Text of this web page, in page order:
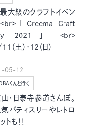
体験
大級のクラフトイベン
「Creema Craft
2021」 <br>
（土）･12（日）
05-12
くんと行く
・日泰寺参道さんぽ。
パティスリーやレトロ
トも！！